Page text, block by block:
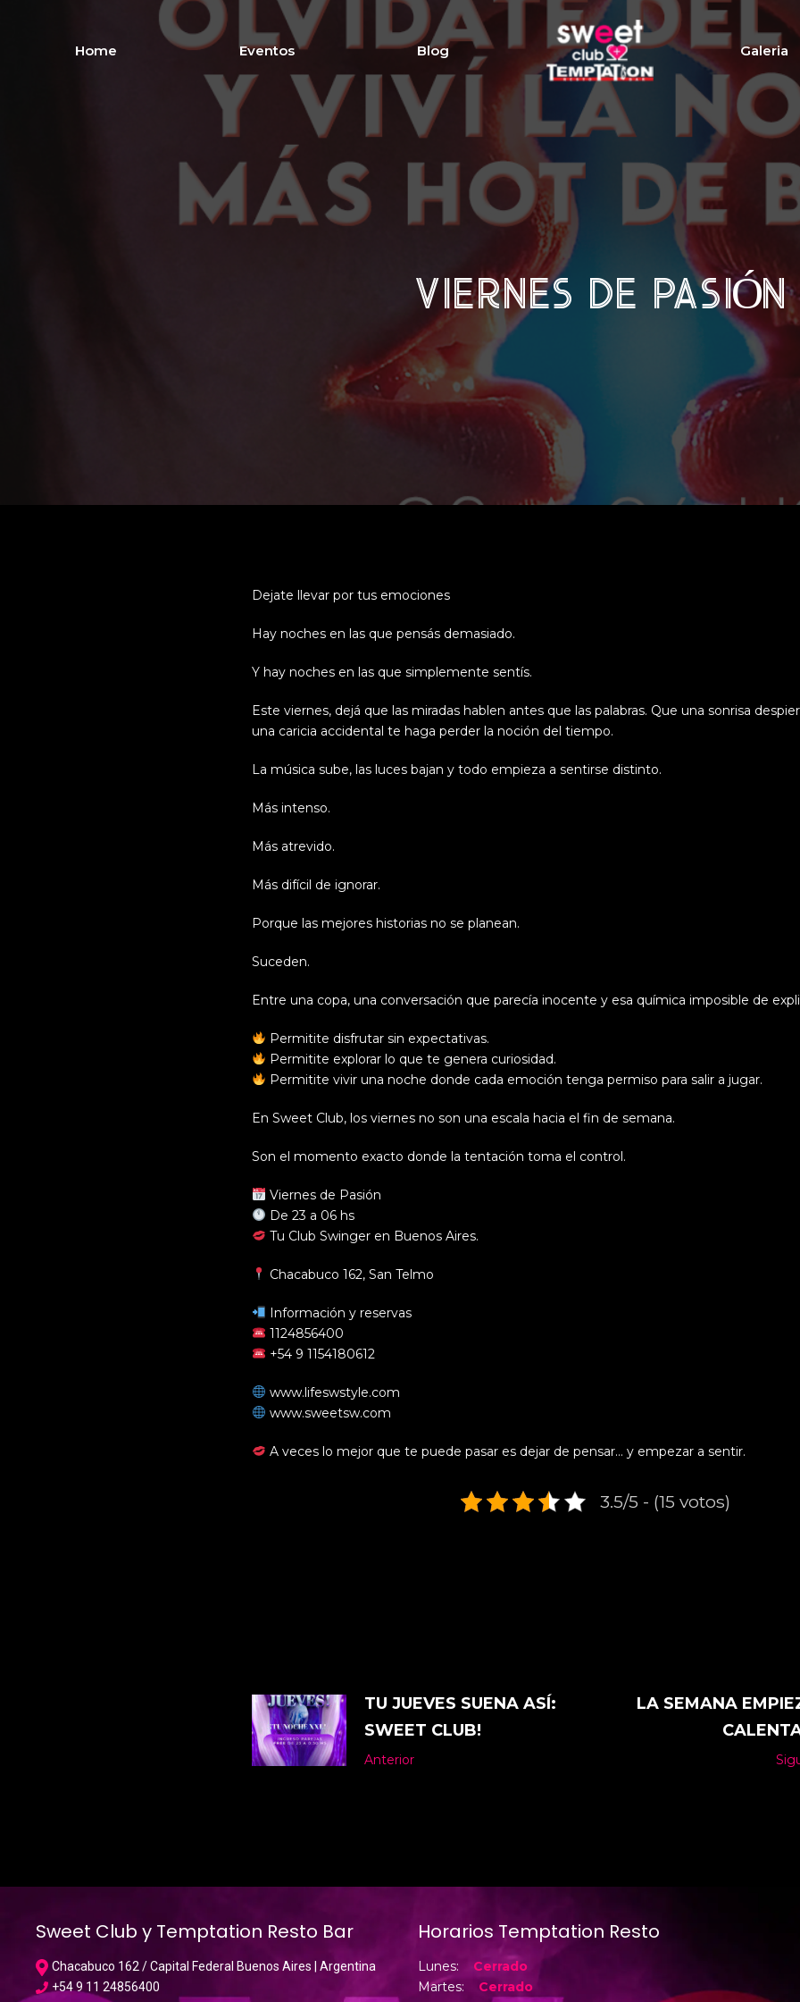
Home Eventos Blog Galeria
VIERNES DE PASIÓN
Dejate llevar por tus emociones
Hay noches en las que pensás demasiado.
Y hay noches en las que simplemente sentís.
Este viernes, dejá que las miradas hablen antes que las palabras. Que una sonrisa
una caricia accidental te haga perder la noción del tiempo.
La música sube, las luces bajan y todo empieza a sentirse distinto.
Más intenso.
Más atrevido.
Más difícil de ignorar.
Porque las mejores historias no se planean.
Suceden.
Entre una copa, una conversación que parecía inocente y esa química imposible de
Permitite disfrutar sin expectativas.
Permitite explorar lo que te genera curiosidad.
Permitite vivir una noche donde cada emoción tenga permiso para salir a jugar.
En Sweet Club, los viernes no son una escala hacia el fin de semana.
Son el momento exacto donde la tentación toma el control.
Viernes de Pasión
De 23 a 06 hs
Tu Club Swinger en Buenos Aires.
Chacabuco 162, San Telmo
Información y reservas
1124856400
+54 9 1154180612
www.lifeswstyle.com
www.sweetsw.com
A veces lo mejor que te puede pasar es dejar de pensar… y empezar a sentir.
3.5/5 - (15 votos)
TU JUEVES SUENA ASÍ:
SWEET CLUB!
Anterior
LA SEMANA
Sweet Club y Temptation Resto Bar
Chacabuco 162 / Capital Federal Buenos Aires | Argentina
+54 9 11 24856400
Horarios Temptation Resto
Lunes: Cerrado
Martes: Cerrado